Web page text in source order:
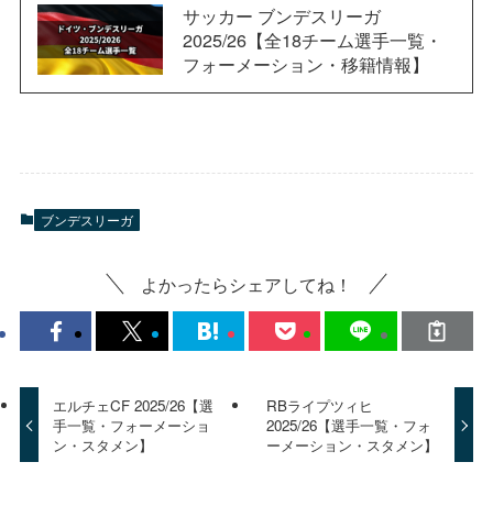
サッカー ブンデスリーガ
2025/26【全18チーム選手一覧・
フォーメーション・移籍情報】
ブンデスリーガ
よかったらシェアしてね！
エルチェCF 2025/26【選
手一覧・フォーメーショ
ン・スタメン】
RBライプツィヒ
2025/26【選手一覧・フォ
ーメーション・スタメン】